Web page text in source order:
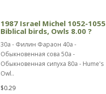
1987 Israel Michel 1052-1055
Biblical birds, Owls 8.00 ?
30a - Филин Фараон 40a -
Обыкновенная сова 50a -
Обыкновенная сипуха 80a - Hume's
Owl..
$0.29